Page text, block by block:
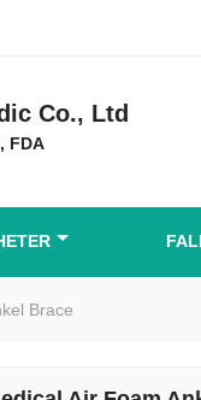
Co., Ltd
FDA
Brace